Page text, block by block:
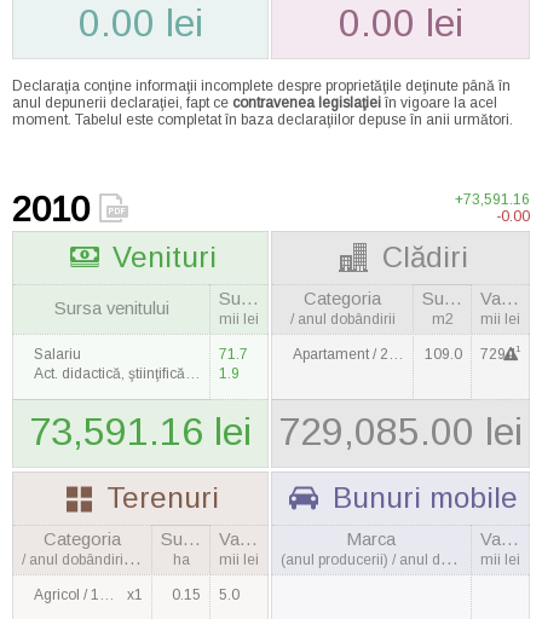
0.00 lei 0.00 lei
Declaraţia conţine informaţii incomplete despre proprietăţile deţinute până în
anul depunerii declaraţiei, fapt ce contravenea legislaţieiîn vigoare la acel
moment. Tabelul este completat în baza declaraţiilor depuse în anii următori.
2010
+73,591.16
-0.00
Venituri
Sursa venitului Suma
mii lei
Salariu
Act. didactică, ştiinţifică şi de creaţie
71.7
1.9
73,591.16 lei
Clădiri
Categoria
/ anul dobândirii
Suprafaţa
m2
Valoarea
mii lei
Apartament / 2009 109.0 729.11
729,085.00 lei
Terenuri
Categoria
/ anul dobândirii, cantitatea
Suprafaţa
ha
Valoarea
mii lei
Agricol / 1990 x1 0.15 5.0
Bunuri mobile
Marca
(anul producerii) / anul dobândirii
Valoarea
mii lei